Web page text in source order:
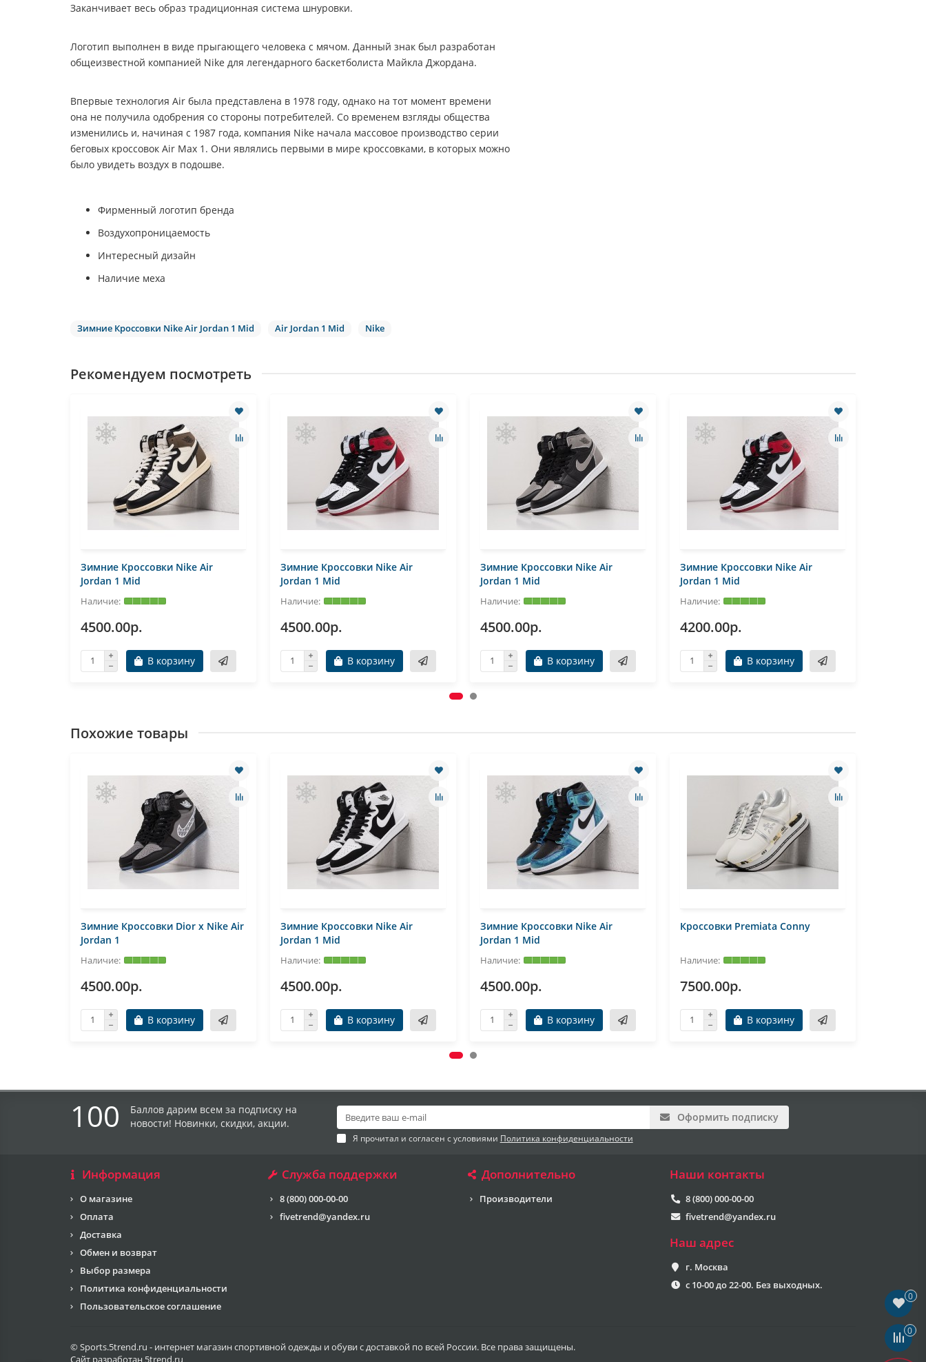
Заканчивает весь образ традиционная система шнуровки.
Логотип выполнен в виде прыгающего человека с мячом. Данный знак был разработан
общеизвестной компанией Nike для легендарного баскетболиста Майкла Джордана.
Впервые технология Air была представлена в 1978 году, однако на тот момент времени
она не получила одобрения со стороны потребителей. Со временем взгляды общества
изменились и, начиная с 1987 года, компания Nike начала массовое производство серии
беговых кроссовок Air Max 1. Они являлись первыми в мире кроссовками, в которых можно
было увидеть воздух в подошве.
Фирменный логотип бренда
Воздухопроницаемость
Интересный дизайн
Наличие меха
Зимние Кроссовки Nike Air Jordan 1 Mid Air Jordan 1 Mid Nike
Рекомендуем посмотреть
Зимние Кроссовки Nike Air
Jordan 1 Mid
4500.00р.
В корзину
Зимние Кроссовки Nike Air
Jordan 1 Mid
4500.00р.
В корзину
Зимние Кроссовки Nike Air
Jordan 1 Mid
4500.00р.
В корзину
Зимние Кроссовки Nike Air
Jordan 1 Mid
4200.00р.
В корзину
Похожие товары
Зимние Кроссовки Dior x Nike Air
Jordan 1
4500.00р.
В корзину
Зимние Кроссовки Nike Air
Jordan 1 Mid
4500.00р.
В корзину
Зимние Кроссовки Nike Air
Jordan 1 Mid
4500.00р.
В корзину
Кроссовки Premiata Conny
7500.00р.
В корзину
100
Баллов дарим всем за подписку на
новости! Новинки, скидки, акции.
Оформить подписку
Я прочитал и согласен с условиями Политика конфиденциальности
Информация
О магазине
Оплата
Доставка
Обмен и возврат
Выбор размера
Политика конфиденциальности
Пользовательское соглашение
Служба поддержки
8 (800) 000-00-00
fivetrend@yandex.ru
Дополнительно
Производители
Наши контакты
8 (800) 000-00-00
fivetrend@yandex.ru
Наш адрес
г. Москва
с 10-00 до 22-00. Без выходных.
© Sports.5trend.ru - интернет магазин спортивной одежды и обуви с доставкой по всей России. Все права защищены.
Сайт разработан 5trend.ru
0
0